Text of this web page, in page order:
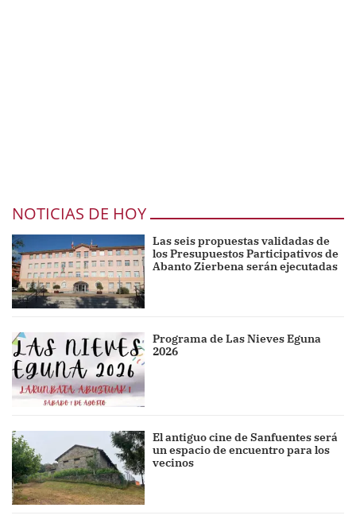
NOTICIAS DE HOY
Las seis propuestas validadas de
los Presupuestos Participativos de
Abanto Zierbena serán ejecutadas
Programa de Las Nieves Eguna
2026
El antiguo cine de Sanfuentes será
un espacio de encuentro para los
vecinos